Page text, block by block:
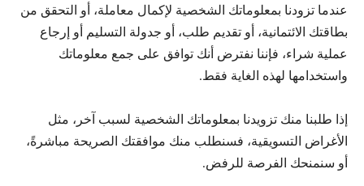
عندما تزودنا بمعلوماتك الشخصية لإكمال معاملة، أو التحقق من
بطاقتك الائتمانية، أو تقديم طلب، أو جدولة التسليم أو إرجاع
عملية شراء، فإننا نفترض أنك توافق على جمع معلوماتك
واستخدامها لهذه الغاية فقط.
إذا طلبنا منك تزويدنا بمعلوماتك الشخصية لسبب آخر، مثل
الأغراض التسويقية، فسنطلب منك موافقتك الصريحة مباشرةً،
أو سنمنحك الفرصة للرفض.